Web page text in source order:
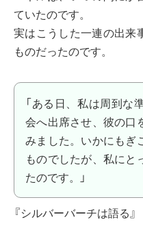
ていたのです。
実はこうした一連の出来
ものだったのです。
「ある日、私は周到な
会へ出席させ、彼の口
みました。いかにもぎ
ものでしたが、私にと
たのです。」
『シルバーバーチは語る』